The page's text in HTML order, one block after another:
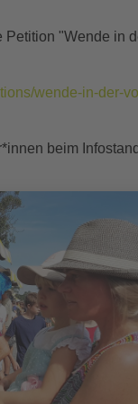
"Wende in
wende-in-der-
beim